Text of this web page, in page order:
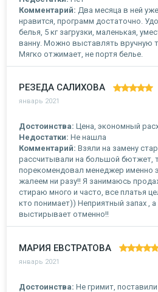
Комментарий: Два месяца в ней
нравится, программ достаточно.
белья, 5 кг загрузки, маленькая,
ванну. Можно выставлять вручную
Мягко отжимает, не портя белье.
РЕЗЕДА САЛИХОВА
январь 2021
Достоинства: Цена, экономный
Недостатки: Не нашла
Комментарий: Взяли на замену
рассчитывали на большой бютжет,
порекомендовал менеджер именно
жалеем ни разу!! Я занимаюсь
стираю много и часто, все платья
кто понимает)) Неприятный запах , а
выстирывает отменно!!
МАРИЯ ЕВСТРАТОВА
январь 2021
Достоинства: Не гримит,